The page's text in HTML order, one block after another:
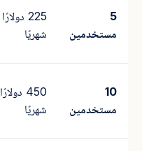
5
مستخدمين
225 دولارًا
شهريًا
10
مستخدمين
450 دولارًا
شهريًا